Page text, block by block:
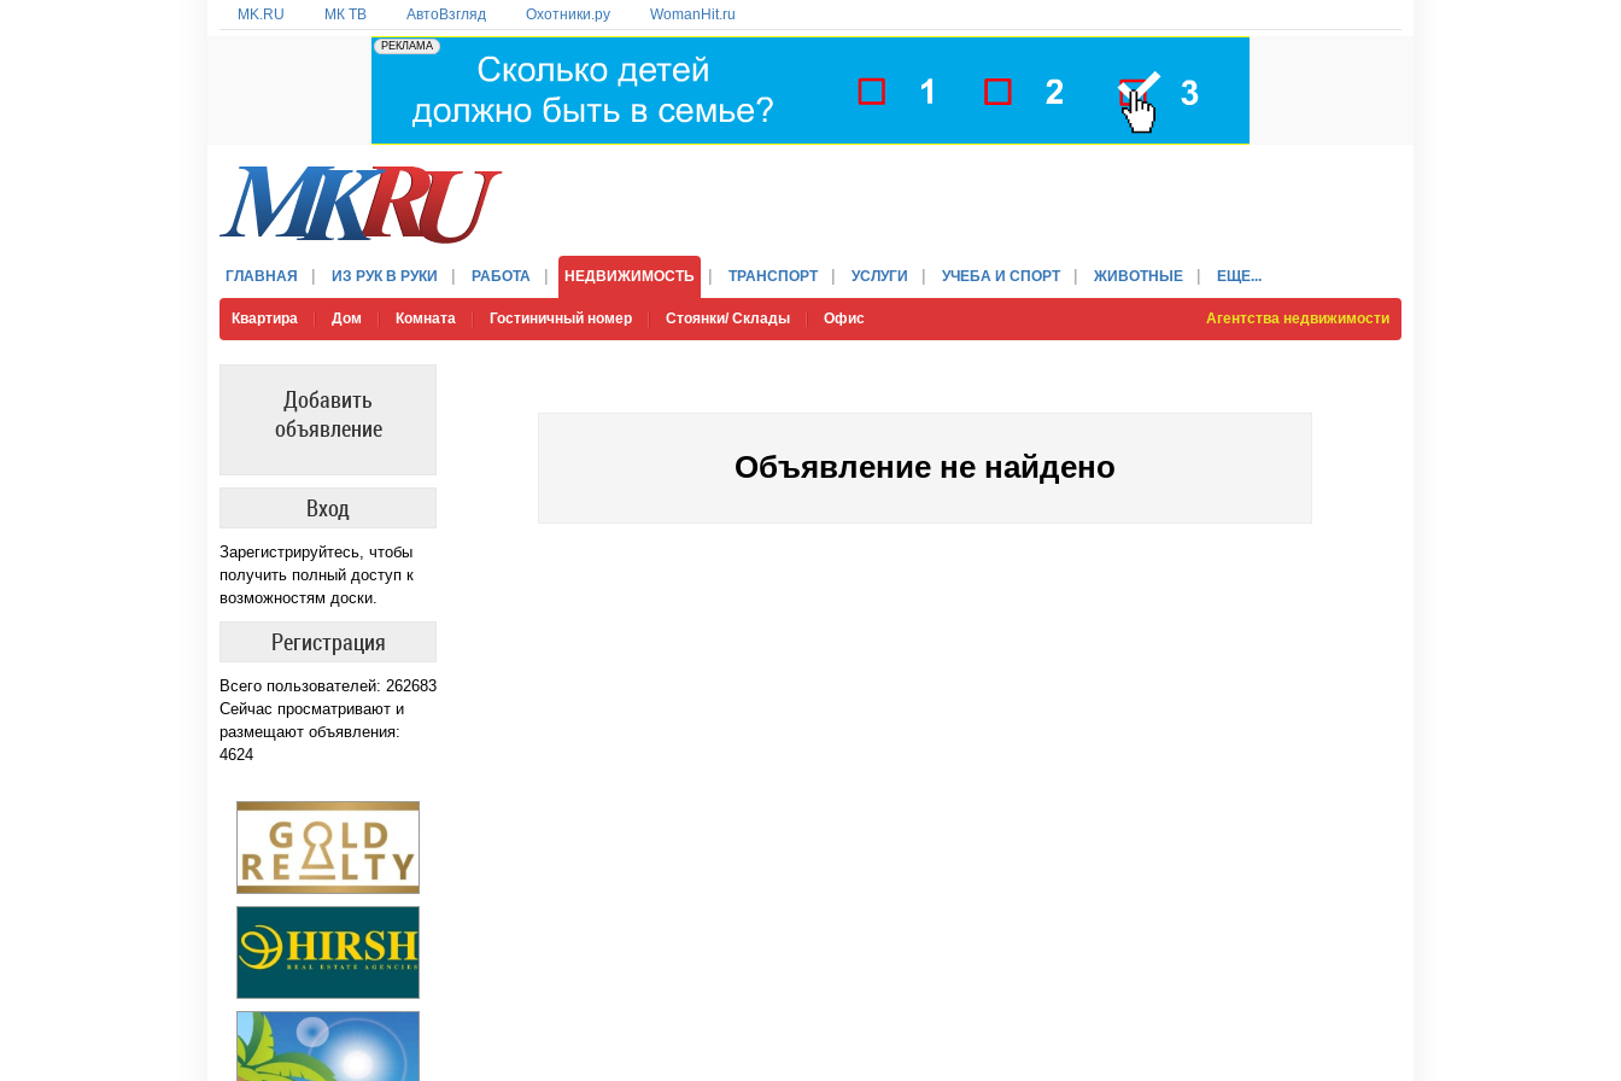
MK.RU МК ТВ АвтоВзгляд Охотники.ру WomanHit.ru
ГЛАВНАЯ ИЗ РУК В РУКИ РАБОТА НЕДВИЖИМОСТЬ ТРАНСПОРТ УСЛУГИ УЧЕБА И СПОРТ ЖИВОТНЫЕ ЕЩЕ...
Квартира Дом Комната Гостиничный номер Стоянки/ Склады Офис Агентства недвижимости
Добавить
объявление
Вход
Зарегистрируйтесь, чтобы
получить полный доступ к
возможностям доски.
Регистрация
Всего пользователей: 262683
Сейчас просматривают и
размещают объявления:
4624
Объявление не найдено